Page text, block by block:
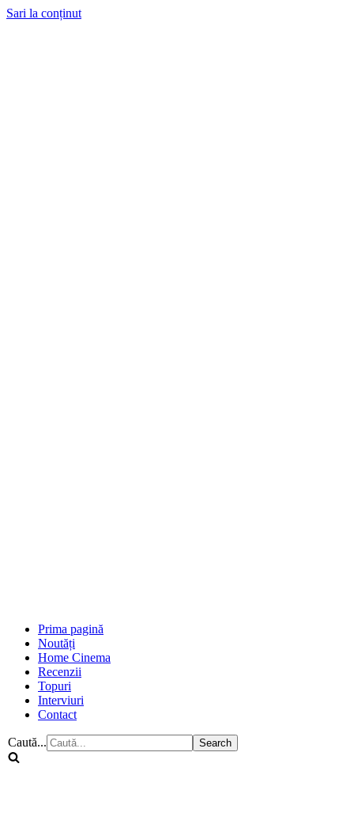
Sari la conținut
Prima pagină
Noutăți
Home Cinema
Recenzii
Topuri
Interviuri
Contact
Caută...